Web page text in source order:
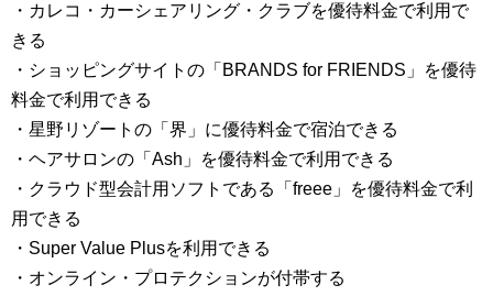
・カレコ・カーシェアリング・クラブを優待料金で利用で
きる
・ショッピングサイトの「BRANDS for FRIENDS」を優待
料金で利用できる
・星野リゾートの「界」に優待料金で宿泊できる
・ヘアサロンの「Ash」を優待料金で利用できる
・クラウド型会計用ソフトである「freee」を優待料金で利
用できる
・Super Value Plusを利用できる
・オンライン・プロテクションが付帯する